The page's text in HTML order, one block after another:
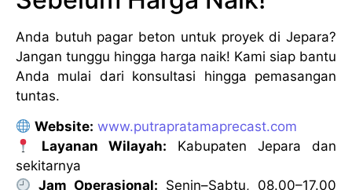
Anda butuh pagar beton untuk proyek di Jepara?
Jangan tunggu hingga harga naik! Kami siap bantu
Anda mulai dari konsultasi hingga pemasangan
tuntas.
Website: www.putrapratamaprecast.com
Layanan Wilayah: Kabupaten Jepara dan
sekitarnya
Jam Operasional: Senin–Sabtu, 08.00–17.00